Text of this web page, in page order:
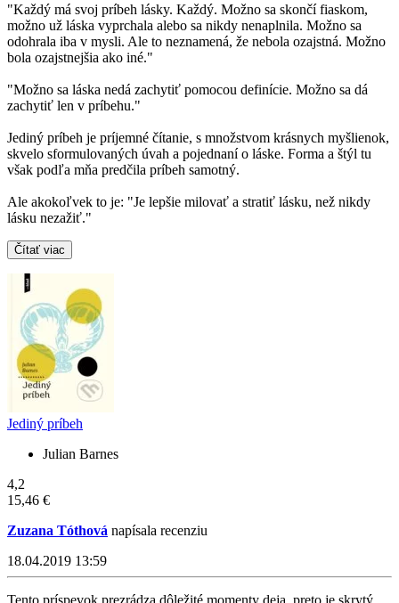
"Každý má svoj príbeh lásky. Každý. Možno sa skončí fiaskom,
možno už láska vyprchala alebo sa nikdy nenaplnila. Možno sa
odohrala iba v mysli. Ale to neznamená, že nebola ozajstná. Možno
bola ozajstnejšia ako iné."
"Možno sa láska nedá zachytiť pomocou definície. Možno sa dá
zachytiť len v príbehu."
Jediný príbeh je príjemné čítanie, s množstvom krásnych myšlienok,
skvelo sformulovaných úvah a pojednaní o láske. Forma a štýl tu
však podľa mňa predčila príbeh samotný.
Ale akokoľvek to je: "Je lepšie milovať a stratiť lásku, než nikdy
lásku nezažiť."
Čítať viac
Jediný príbeh
Julian Barnes
4,2
15,46 €
Zuzana Tóthová napísala recenziu
18.04.2019 13:59
Tento príspevok prezrádza dôležité momenty deja, preto je skrytý,